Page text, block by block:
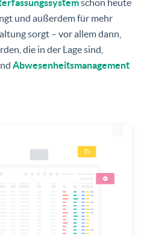
schon heute
und außerdem für mehr
sorgt – vor allem dann,
die in der Lage sind,
Abwesenheitsmanagement